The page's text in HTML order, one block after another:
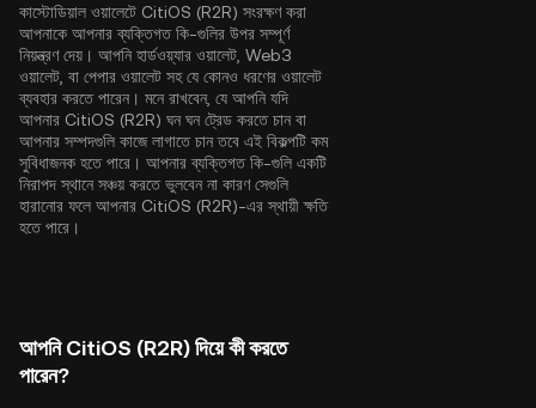
কাস্টোডিয়াল ওয়ালেটে CitiOS (R2R) সংরক্ষণ করা
আপনাকে আপনার ব্যক্তিগত কি-গুলির উপর সম্পূর্ণ
নিয়ন্ত্রণ দেয়। আপনি হার্ডওয়্যার ওয়ালেট, Web3
ওয়ালেট, বা পেপার ওয়ালেট সহ যে কোনও ধরণের ওয়ালেট
ব্যবহার করতে পারেন। মনে রাখবেন, যে আপনি যদি
আপনার CitiOS (R2R) ঘন ঘন ট্রেড করতে চান বা
আপনার সম্পদগুলি কাজে লাগাতে চান তবে এই বিকল্পটি কম
সুবিধাজনক হতে পারে। আপনার ব্যক্তিগত কি-গুলি একটি
নিরাপদ স্থানে সঞ্চয় করতে ভুলবেন না কারণ সেগুলি
হারানোর ফলে আপনার CitiOS (R2R)-এর স্থায়ী ক্ষতি
হতে পারে।
আপনি CitiOS (R2R) দিয়ে কী করতে
পারেন?